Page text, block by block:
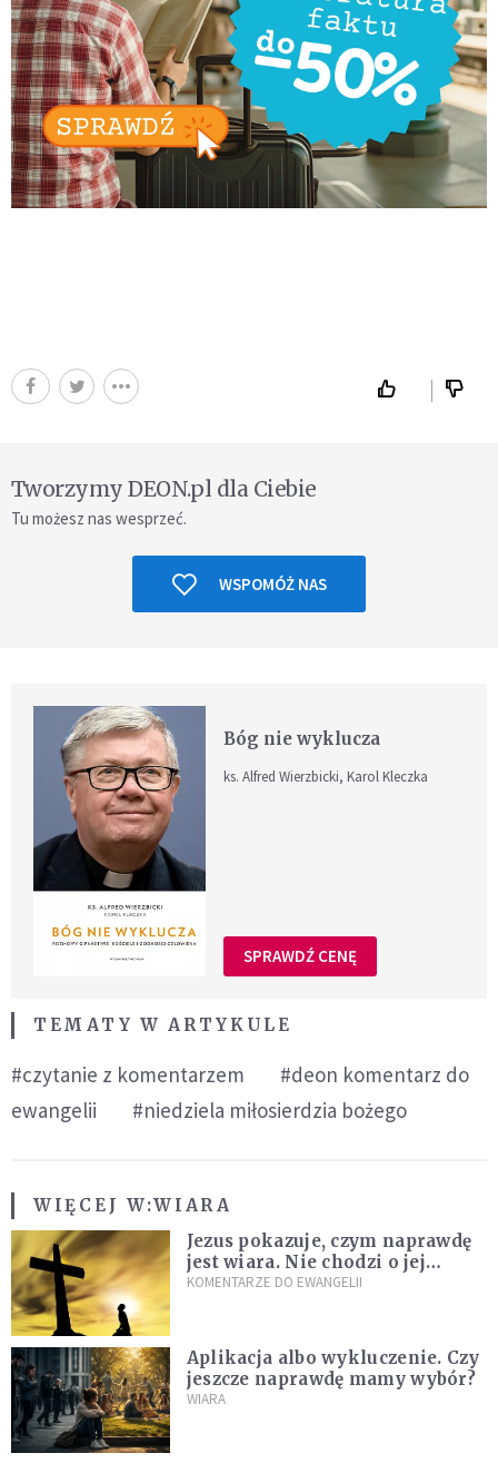
Tworzymy DEON.pl dla Ciebie
Tu możesz nas wesprzeć.
WSPOMÓŻ NAS
Bóg nie wyklucza
ks. Alfred Wierzbicki, Karol Kleczka
SPRAWDŹ CENĘ
TEMATY W ARTYKULE
#czytanie z komentarzem
#deon komentarz do
ewangelii
#niedziela miłosierdzia bożego
WIĘCEJ W:WIARA
Jezus pokazuje, czym naprawdę
jest wiara. Nie chodzi o jej
wielkość
KOMENTARZE DO EWANGELII
Aplikacja albo wykluczenie. Czy
jeszcze naprawdę mamy wybór?
WIARA